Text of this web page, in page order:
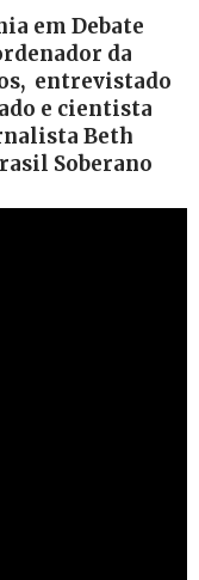
em Debate
da
entrevistado
e cientista
Beth
Soberano